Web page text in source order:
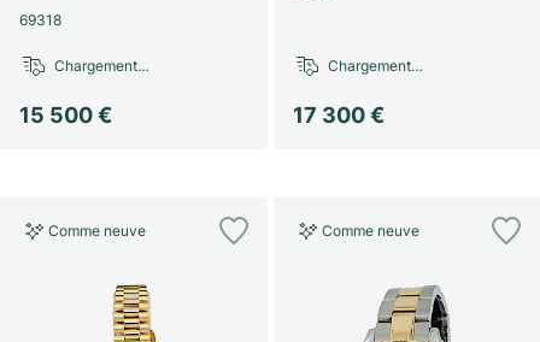
69318
15 500 €
Chargement…
17 300 €
Chargement…
Comme neuve Comme neuve